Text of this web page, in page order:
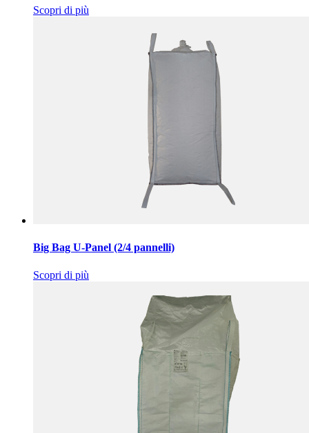
Scopri di più
Big Bag U-Panel (2/4 pannelli)
Scopri di più